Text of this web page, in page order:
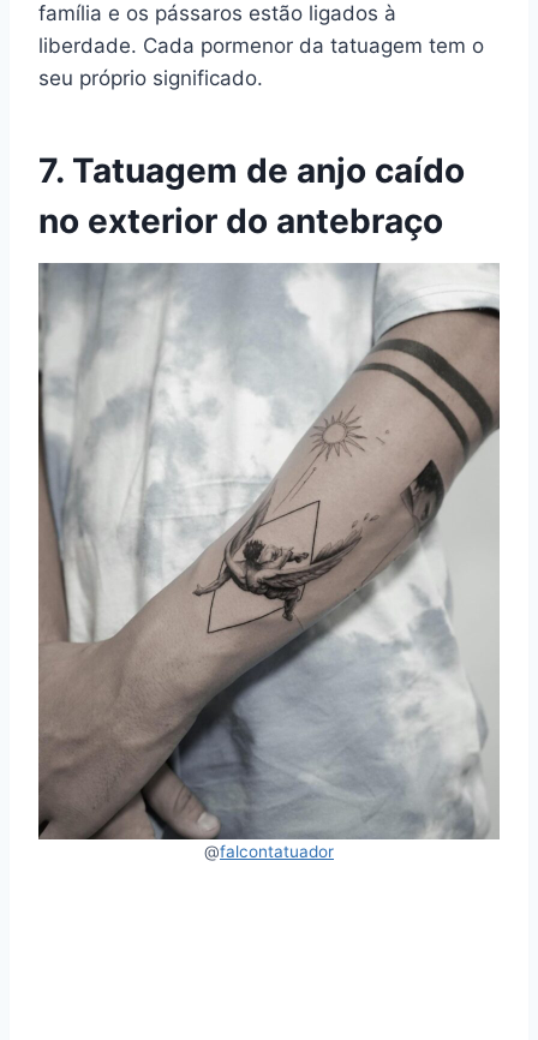
família e os pássaros estão ligados à
liberdade. Cada pormenor da tatuagem tem o
seu próprio significado.
7. Tatuagem de anjo caído
no exterior do antebraço
@falcontatuador